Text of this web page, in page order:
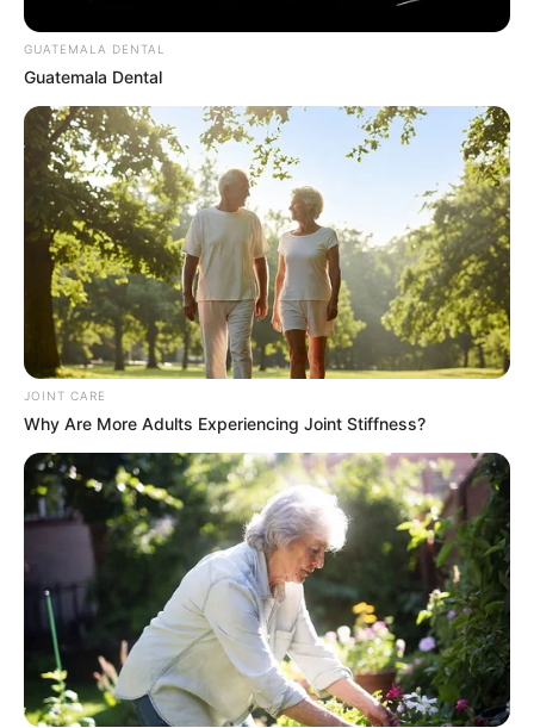
แอปพลิเคชัน MThai เพื่อนที่คอยกระซิบ สะกิดเตือน
รวมเด็ดทุกฟีเจอร์ที่สายมูไม่ควรพลาด เสิร์ฟบริการครบ
จบในแอปเดียว
ดาวน์โหลดและลงทะเบียน ได้ตั้งแต่วันที่ 20 เม.ย. จนถึง
30 มิ.ย.2566 เท่านั้น
ดาวน์โหลดแอปพลิเคชัน MThai ได้แล้ววันนี้บนระบบ
iOS ผ่าน App Store และระบบ Android ผ่าน Play
Store
!!ดาวน์โหลดฟรี!!
ระบบ iOS (ไอโฟน) ระบบแอนดรอยด์
GUATEMALA DENTAL
Guatemala Dental
JOINT CARE
Why Are More Adults Experiencing Joint Stiffness?